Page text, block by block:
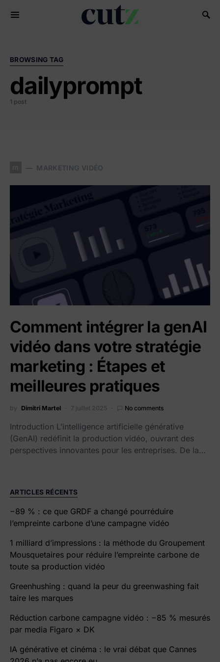
Search for:
BROWSING TAG
dailyprompt
1 post
MARKETING VIDÉO
Comment intégrer la genAI
vidéo dans votre stratégie
marketing : Étapes et
meilleures pratiques
by Dimitri Martel 7 juillet 2025 No comments
Introduction L’intelligence artificielle générative
(GenAI) redéfinit la production vidéo, ouvrant des
perspectives innovantes pour les entreprises. De la…
ARTICLES RÉCENTS
−89 % : ce que GRDF a changé pourréduire
l’empreinte carbone d’une campagne vidéo
1 milliard d’impressions : la méthode du Groupement
Mousquetaires pour réduire l’empreinte carbone de
toute sa production vidéo
Greenhushing : quand la peur du greenwashing fait
taire les marques
Réduction carbone campagne vidéo : −85 % mesurés
par media Figaro × DK
IA générative et cinéma : le vrai débat que Cannes